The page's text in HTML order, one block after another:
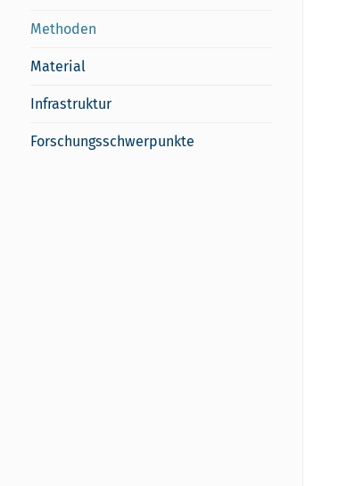
Methoden
Material
Infrastruktur
Forschungsschwerpunkte